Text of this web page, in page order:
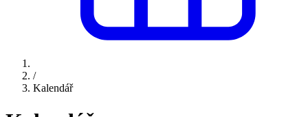
/
Kalendář